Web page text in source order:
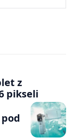
z
pikseli